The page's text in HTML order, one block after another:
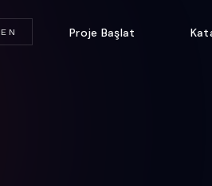
EN Proje Başlat